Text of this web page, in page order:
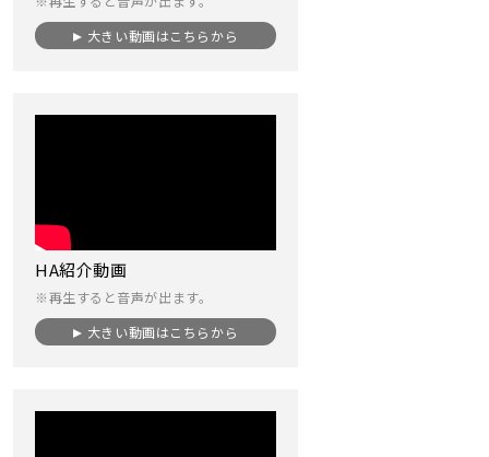
大きい動画はこちらから
HA紹介動画
※再生すると音声が出ます。
大きい動画はこちらから